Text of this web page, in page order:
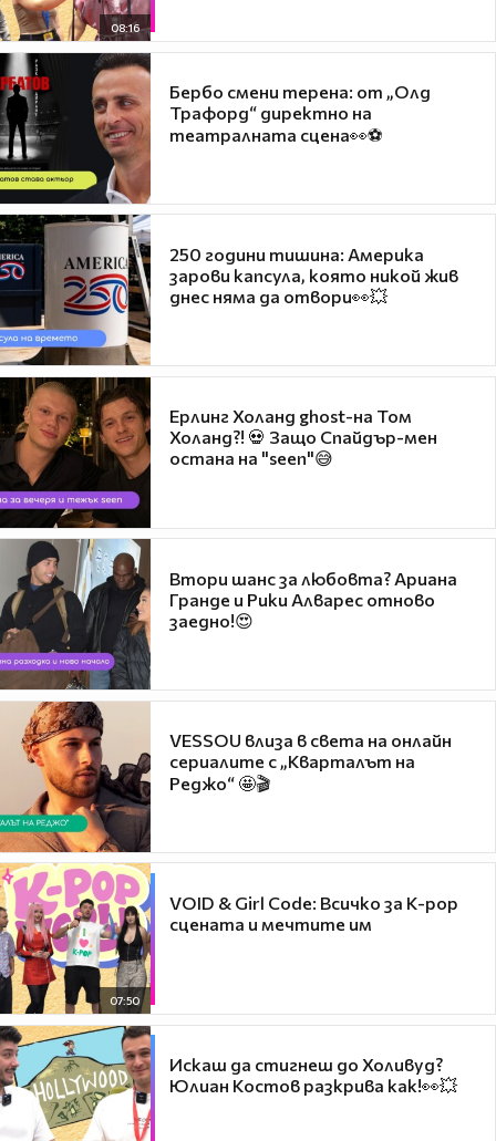
08:16
Бербо смени терена: от „Олд
Трафорд“ директно на
театралната сцена👀⚽
250 години тишина: Америка
зарови капсула, която никой жив
днес няма да отвори👀💥
Ерлинг Холанд ghost-на Том
Холанд?! 💀 Защо Спайдър-мен
остана на "seen"😅
Втори шанс за любовта? Ариана
Гранде и Рики Алварес отново
заедно!😍
VESSOU влиза в света на онлайн
сериалите с „Кварталът на
Реджо“ 🤩🎬
07:50
VOID & Girl Code: Всичко за K-pop
сцената и мечтите им
Искаш да стигнеш до Холивуд?
Юлиан Костов разкрива как!👀💥